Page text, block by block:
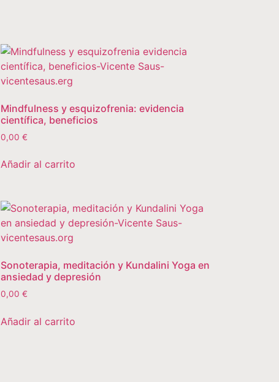
Mindfulness y esquizofrenia: evidencia
científica, beneficios
0,00 €
Añadir al carrito
Sonoterapia, meditación y Kundalini Yoga en
ansiedad y depresión
0,00 €
Añadir al carrito